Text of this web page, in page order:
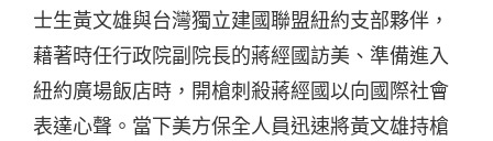
士生黃文雄與台灣獨立建國聯盟紐約支部夥伴，
藉著時任行政院副院長的蔣經國訪美、準備進入
紐約廣場飯店時，開槍刺殺蔣經國以向國際社會
表達心聲。當下美方保全人員迅速將黃文雄持槍